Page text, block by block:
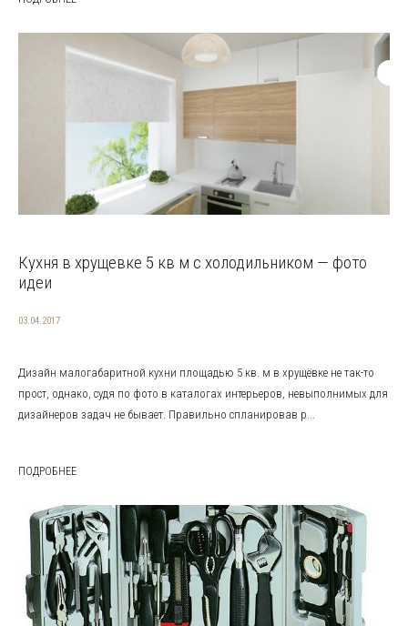
Кухня в хрущевке 5 кв м с холодильником — фото
идеи
03.04.2017
Дизайн малогабаритной кухни площадью 5 кв. м в хрущёвке не так-то
прост, однако, судя по фото в каталогах интерьеров, невыполнимых для
дизайнеров задач не бывает. Правильно спланировав р...
ПОДРОБНЕЕ